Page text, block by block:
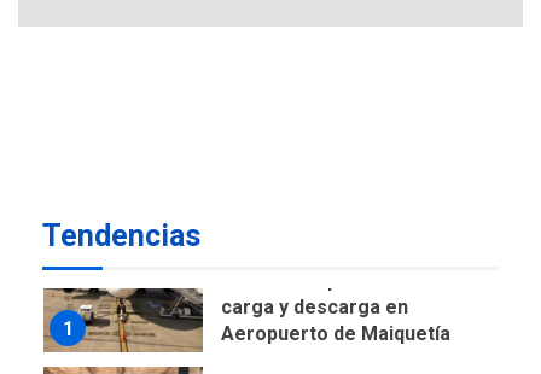
Tendencias
DESTACADOS
NACIONALES
1
carga y descarga en
Aeropuerto de Maiquetía